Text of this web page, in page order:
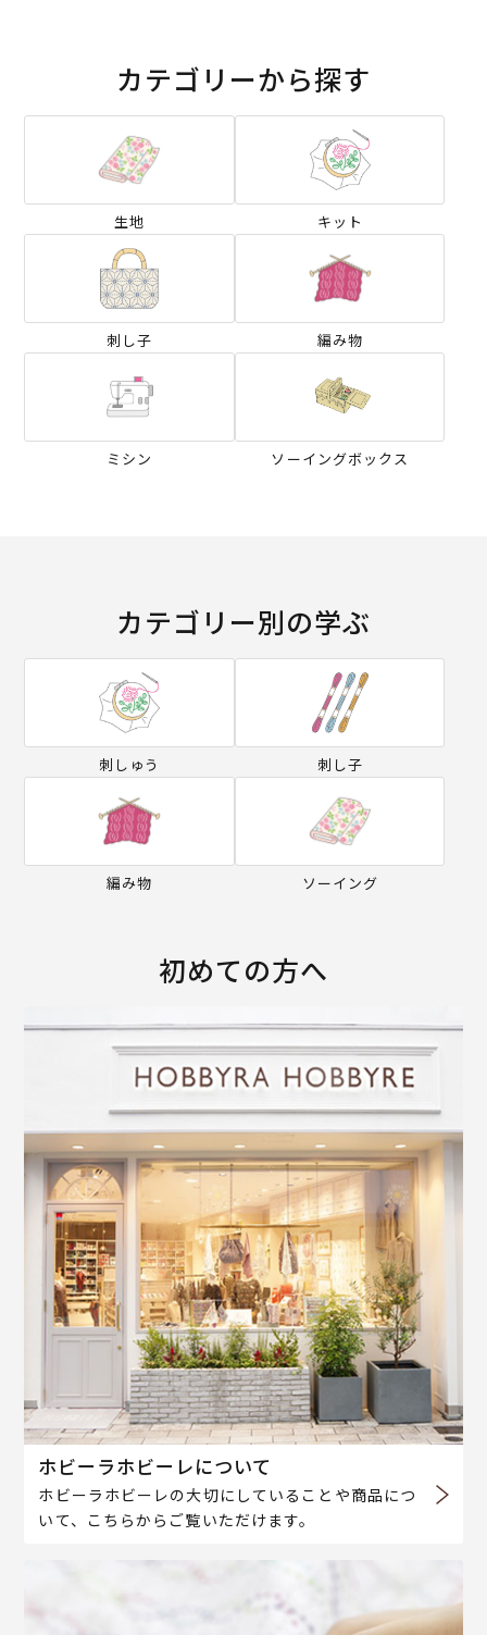
カテゴリーから探す
生地 キット
刺し子 編み物
ミシン ソーイングボックス
カテゴリー別の学ぶ
刺しゅう 刺し子
編み物 ソーイング
初めての方へ
ホビーラホビーレについて
ホビーラホビーレの大切にしていることや商品につ
いて、こちらからご覧いただけます。